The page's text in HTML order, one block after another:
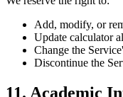
Add, modify, or
Update calculator
Change the
Discontinue the
11. Academic